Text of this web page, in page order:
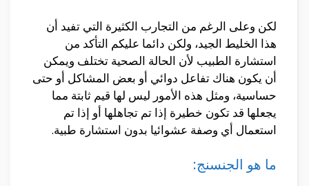
لكن وعلى الرغم من التجارب الكثيرة التي تفيد أن
هذا الخليط الجيد، ولكن دائما عليكم التأكد من
استشارة الطبيب لأن الحالة الصحية تختلف ويمكن
أن يكون هناك تفاعل دوائي أو بعض المشاكل أو حتى
حساسية، ومثل هذه الأمور ليس لها قيم ثابتة مما
يجعلها قد تكون خطيرة إذا تم تجاهلها أو إذا تم
استعمال أي وصفة عشوائيا بدون استشارة طبية.
ما هو الجنسنج: